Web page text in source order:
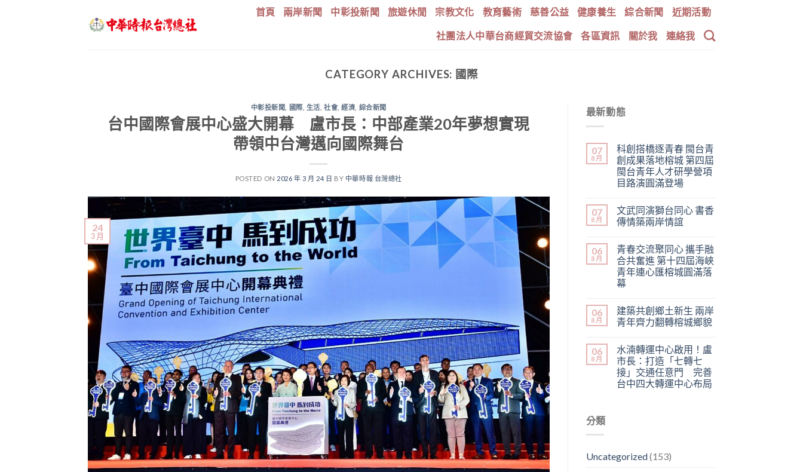
首頁 兩岸新聞 中彰投新聞 旅遊休閒 宗教文化 教育藝術 慈善公益 健康養生 綜合新聞 近期活動
社團法人中華台商經貿交流協會 各區資訊 關於我 連絡我
CATEGORY ARCHIVES: 國際
中彰投新聞 國際, 生活 ,社會,經濟 綜合新聞
台中國際會展中心盛大開幕 盧市長：中部產業20年夢想實現
帶領中台灣邁向國際舞台
POSTED ON 2026 年 3 月 24 日 BY 中華時報 台灣總社
24
3 月
最新動態
07
8 月
科創搭橋逐青春 閩台青
創成果落地榕城 第四屆
閩台青年人才研學營項
目路演圓滿登場
07
8 月
文武同演獅台同心 書香
傳情築兩岸情誼
06
8 月
青春交流聚同心 攜手融
合共奮進 第十四屆海峽
青年連心匯榕城圓滿落
幕
06
8 月
建築共創鄉土新生 兩岸
青年齊力翻轉榕城鄉貌
06
8 月
水湳轉運中心啟用！盧
市長：打造「七轉七
接」交通任意門 完善
台中四大轉運中心布局
分類
Uncategorized(153)